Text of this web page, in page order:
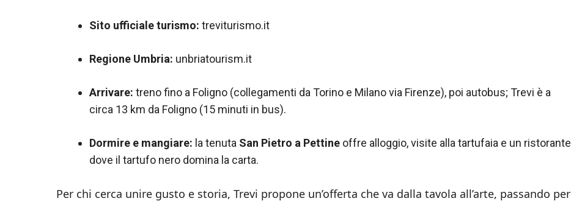
Sito ufficiale turismo: treviturismo.it
Regione Umbria: unbriatourism.it
Arrivare: treno fino a Foligno (collegamenti da Torino e Milano via Firenze), poi autobus; Trevi è a
circa 13 km da Foligno (15 minuti in bus).
Dormire e mangiare: la tenuta San Pietro a Pettine offre alloggio, visite alla tartufaia e un ristorante
dove il tartufo nero domina la carta.
Per chi cerca unire gusto e storia, Trevi propone un’offerta che va dalla tavola all’arte, passando per